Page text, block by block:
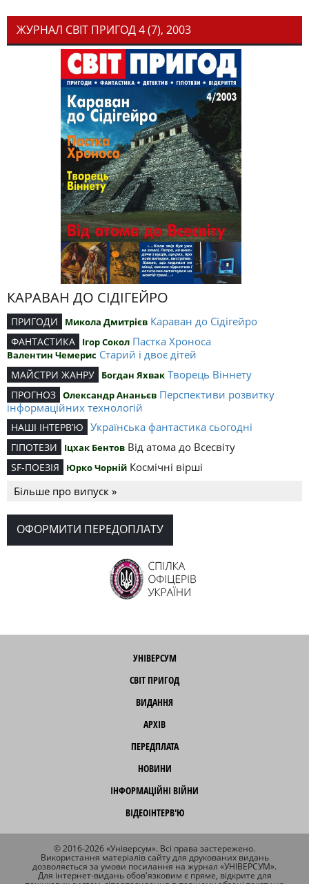
ЖУРНАЛ СВІТ ПРИГОД 4 (7), 2003
КАРАВАН ДО СІДІГЕЙРО
ПРИГОДИ Микола Дмитрієв Караван до Сідігейро
ФАНТАСТИКА Ігор Сокол Пастка Хроноса
Валентин Чемерис Старий і двоє дітей
МАЙСТРИ ЖАНРУ Богдан Яхвак Творець Віннету
ПРОГНОЗ Олександр Ананьєв Перспективи розвитку
інформаційних технологій
НАШІ ІНТЕРВ’Ю Українська фантастика сьогодні
ГІПОТЕЗИ Іцхак Бентов Від атома до Всесвіту
SF-ПОЕЗІЯ Юрко Чорній Космічні вірші
Більше про випуск »
ОФОРМИТИ ПЕРЕДОПЛАТУ
УНІВЕРСУМ
СВІТ ПРИГОД
ВИДАННЯ
АРХІВ
ПЕРЕДПЛАТА
НОВИНИ
ІНФОРМАЦІЙНІ ВІЙНИ
ВІДЕОІНТЕРВ'Ю
© 2016-2026 «Універсум». Всі права застережено.
Використання матеріалів сайту для друкованих видань
дозволяється за умови посилання на журнал «УНІВЕРСУМ».
Для інтернет-видань обов'язковим є пряме, відкрите для